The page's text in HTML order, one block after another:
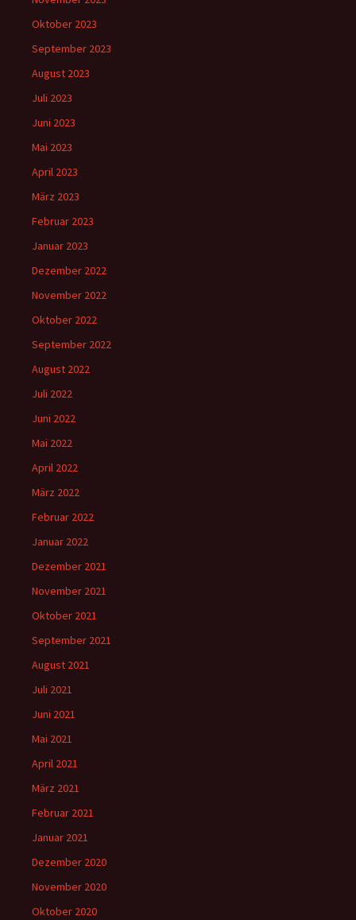
Oktober 2023
September 2023
August 2023
Juli 2023
Juni 2023
Mai 2023
April 2023
März 2023
Februar 2023
Januar 2023
Dezember 2022
November 2022
Oktober 2022
September 2022
August 2022
Juli 2022
Juni 2022
Mai 2022
April 2022
März 2022
Februar 2022
Januar 2022
Dezember 2021
November 2021
Oktober 2021
September 2021
August 2021
Juli 2021
Juni 2021
Mai 2021
April 2021
März 2021
Februar 2021
Januar 2021
Dezember 2020
November 2020
Oktober 2020